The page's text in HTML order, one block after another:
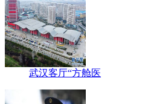
武汉客厅“方舱医